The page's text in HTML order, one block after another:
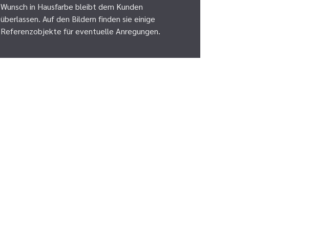
Wunsch in Hausfarbe bleibt dem Kunden
überlassen. Auf den Bildern finden sie einige
Referenzobjekte für eventuelle Anregungen.